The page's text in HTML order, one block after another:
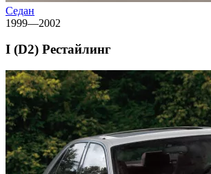
Седан
1999—2002
I (D2) Рестайлинг